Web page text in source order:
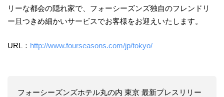
リーな都会の隠れ家で、フォーシーズンズ独自のフレンドリ
ー且つきめ細かいサービスでお客様をお迎えいたします。
URL： http://www.fourseasons.com/jp/tokyo/
フォーシーズンズホテル丸の内 東京 最新プレスリリー